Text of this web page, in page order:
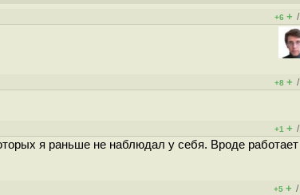
+6 + /
+8 + /
+1 + /
я раньше не наблюдал у себя. Вроде работает
+5 + /